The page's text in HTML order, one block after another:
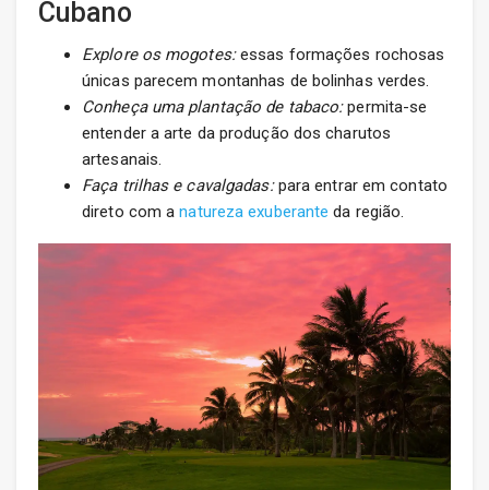
Cubano
Explore os mogotes:essas formações rochosas
únicas parecem montanhas de bolinhas verdes.
Conheça uma plantação de tabaco:permita-se
entender a arte da produção dos charutos
artesanais.
Faça trilhas e cavalgadas:para entrar em contato
direto com anatureza exuberante da região.